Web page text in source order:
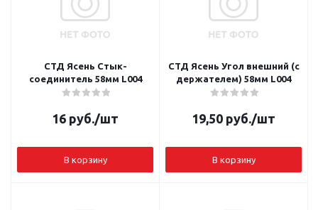
СТД Ясень Стык-
соединитель 58мм L004
16 руб./шт
В корзину
СТД Ясень Угол внешний (с
держателем) 58мм L004
19,50 руб./шт
В корзину